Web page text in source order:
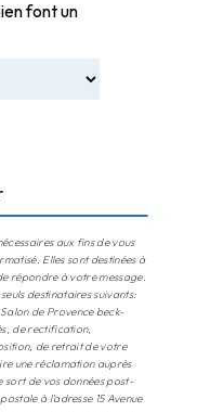
font un
aux fins de vous
Elles sont destinées à
répondre à votre message.
destinataires suivants:
Salon de Provence beck-
de rectification,
de retrait de votre
une réclamation auprès
sort de vos données post-
à l'adresse 15 Avenue